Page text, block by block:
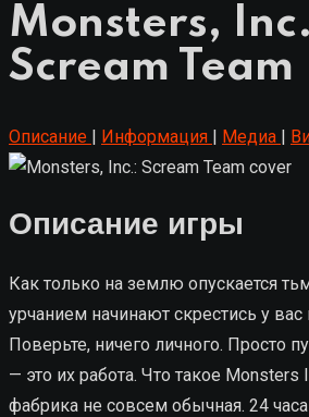
Monsters,
Scream Team
Описание | Информация | Медиа |
Описание игры
Как только на землю опускается
урчанием начинают скрестись у
Поверьте, ничего личного. Просто
— это их работа. Что такое Monsters
фабрика не совсем обычная. 24